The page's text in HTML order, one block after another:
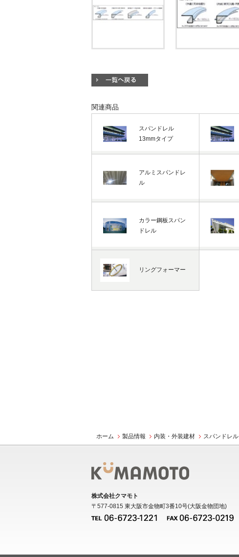
関連商品
スパンドレル
13mmタイプ
アルミスパンドレ
ル
カラー鋼板スパン
ドレル
リングフォーマー
ホーム 製品情報 内装・外装建材 スパンドレル
株式会社クマモト
〒577-0815 東大阪市金物町3番10号(大阪金物団地)